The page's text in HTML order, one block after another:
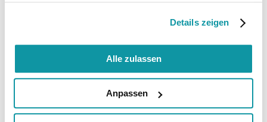
Details zeigen
Alle zulassen
Anpassen